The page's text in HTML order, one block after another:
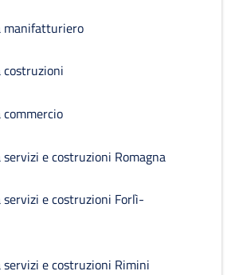
manifatturiero
e costruzioni Romagna
e costruzioni Forlì-
e costruzioni Rimini